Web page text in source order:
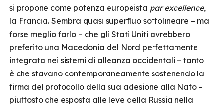
si propone come potenza europeista par excellence,
la Francia. Sembra quasi superfluo sottolineare – ma
forse meglio farlo – che gli Stati Uniti avrebbero
preferito una Macedonia del Nord perfettamente
integrata nei sistemi di alleanza occidentali – tanto
è che stavano contemporaneamente sostenendo la
firma del protocollo della sua adesione alla Nato –
piuttosto che esposta alle leve della Russia nella